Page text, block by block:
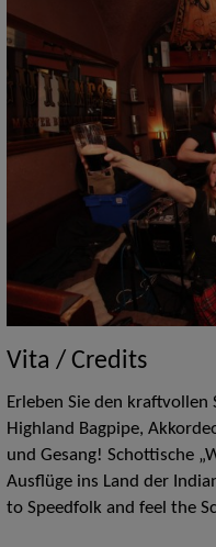
Vita / Credits
Erleben Sie den
Highland Bagpipe,
und Gesang! Schottische
Ausflüge ins Land der
to Speedfolk and feel the